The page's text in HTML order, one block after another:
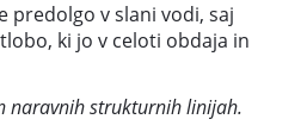
predolgo v slani vodi, saj
ki jo v celoti obdaja in
naravnih strukturnih linijah.